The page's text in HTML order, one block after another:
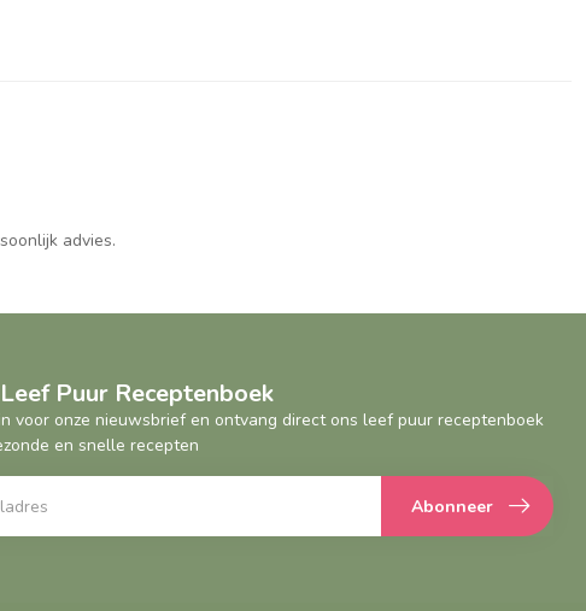
advies.
Puur Receptenboek
voor onze nieuwsbrief en ontvang direct ons leef puur receptenboek
en snelle recepten
Abonneer